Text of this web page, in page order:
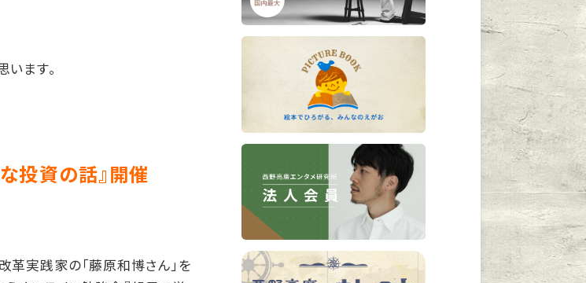
ます。
な投資の話』開催
革実践家の「藤原和博さん」を